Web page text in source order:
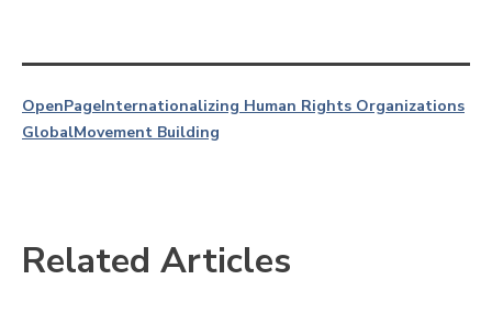
OpenPageInternationalizing Human Rights Organizations
GlobalMovement Building
Related Articles